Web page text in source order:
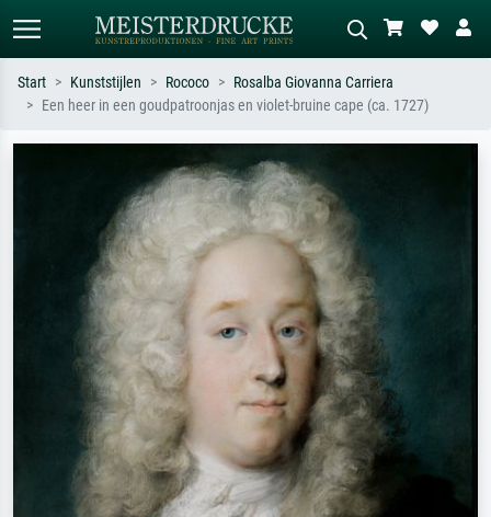
Zoek op kunstenaar, titel of stijl – bijv.
Monet, Sterrennacht, impressionisme,
Hokusai-golf, naakt.
Beschrijf de scène – bijv. groene
weide, abstract met veel rood, donker
olieverfschilderij, staand naakt naast
Start Kunststijlen Rococo
Rosalba Giovanna Carriera
Een heer in een goudpatroonjas en violet-bruine cape (ca. 1727)